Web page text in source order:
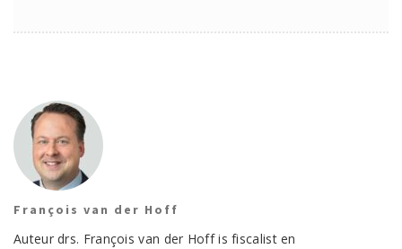
François van der Hoff
Auteur drs. François van der Hoff is fiscalist en